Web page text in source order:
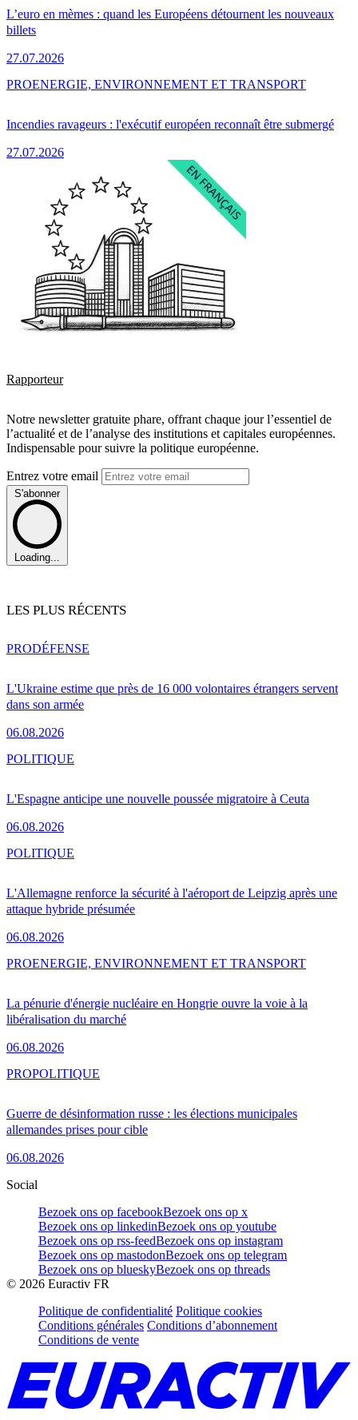
L’euro en mèmes : quand les Européens détournent les nouveaux
billets
27.07.2026
Incendies ravageurs : l'exécutif européen reconnaît être submergé
27.07.2026
PROENERGIE, ENVIRONNEMENT ET TRANSPORT
Rapporteur
Notre newsletter gratuite phare, offrant chaque jour l’essentiel de
l’actualité et de l’analyse des institutions et capitales européennes.
Indispensable pour suivre la politique européenne.
Entrez votre email
S'abonner
Loading...
LES PLUS RÉCENTS
L'Ukraine estime que près de 16 000 volontaires étrangers servent
dans son armée
06.08.2026
PRODÉFENSE
L'Espagne anticipe une nouvelle poussée migratoire à Ceuta
06.08.2026
POLITIQUE
L'Allemagne renforce la sécurité à l'aéroport de Leipzig après une
attaque hybride présumée
06.08.2026
POLITIQUE
La pénurie d'énergie nucléaire en Hongrie ouvre la voie à la
libéralisation du marché
06.08.2026
PROENERGIE, ENVIRONNEMENT ET TRANSPORT
Guerre de désinformation russe : les élections municipales
allemandes prises pour cible
06.08.2026
PROPOLITIQUE
Social
Bezoek ons op facebookBezoek ons op x
Bezoek ons op linkedinBezoek ons op youtube
Bezoek ons op rss-feedBezoek ons op instagram
Bezoek ons op mastodonBezoek ons op telegram
Bezoek ons op blueskyBezoek ons op threads
© 2026 Euractiv FR
Politique de confidentialité Politique cookies
Conditions générales Conditions d’abonnement
Conditions de vente